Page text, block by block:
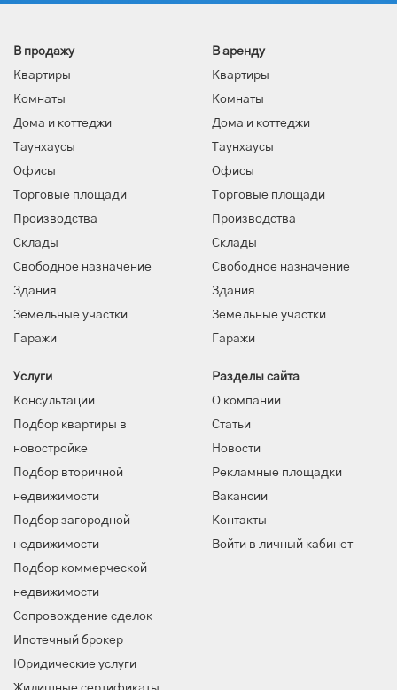
В продажу
Квартиры
Комнаты
Дома и коттеджи
Таунхаусы
Офисы
Торговые площади
Производства
Склады
Свободное назначение
Здания
Земельные участки
Гаражи
В аренду
Квартиры
Комнаты
Дома и коттеджи
Таунхаусы
Офисы
Торговые площади
Производства
Склады
Свободное назначение
Здания
Земельные участки
Гаражи
Услуги
Консультации
Подбор квартиры в
новостройке
Подбор вторичной
недвижимости
Подбор загородной
недвижимости
Подбор коммерческой
недвижимости
Сопровождение сделок
Ипотечный брокер
Юридические услуги
Разделы сайта
О компании
Статьи
Новости
Рекламные площадки
Вакансии
Контакты
Войти в личный кабинет